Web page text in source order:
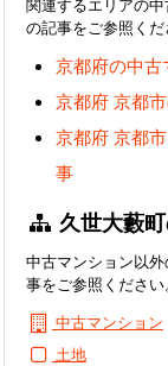
関連するエリアの
の記事をご参照くだ
京都府の中
京都府 京都
京都府 京都
事
久世大藪
中古マンション以
事をご参照ください。
中古マンション
土地